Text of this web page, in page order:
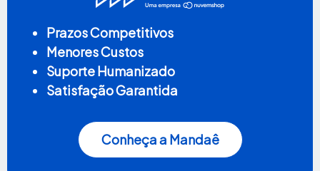
Prazos Competitivos
Menores Custos
Suporte Humanizado
Satisfação Garantida
Conheça a Mandaê